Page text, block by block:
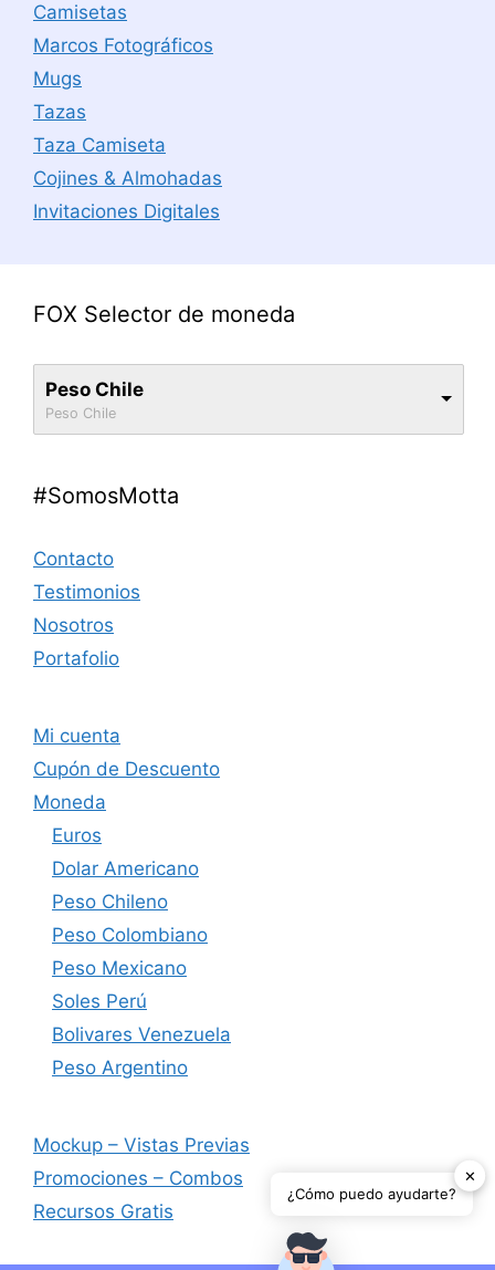
Camisetas
Marcos Fotográficos
Mugs
Tazas
Taza Camiseta
Cojines & Almohadas
Invitaciones Digitales
FOX Selector de moneda
Peso Chile
Peso Chile
#SomosMotta
Contacto
Testimonios
Nosotros
Portafolio
Mi cuenta
Cupón de Descuento
Moneda
Euros
Dolar Americano
Peso Chileno
Peso Colombiano
Peso Mexicano
Soles Perú
Bolivares Venezuela
Peso Argentino
Mockup – Vistas Previas
Promociones – Combos
Recursos Gratis
✕
¿Cómo puedo ayudarte?